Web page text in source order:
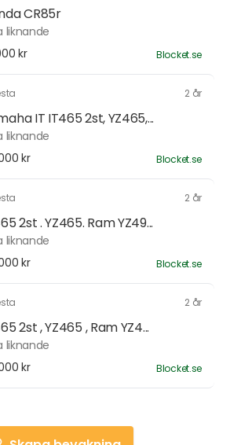
CR85r
liknande
kr
Blocket.se
2 år
IT IT465 2st, YZ465,...
liknande
kr
Blocket.se
2 år
2st . YZ465. Ram YZ49...
liknande
kr
Blocket.se
2 år
2st , YZ465 , Ram YZ4...
liknande
kr
Blocket.se